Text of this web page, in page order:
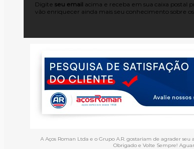
Digite seu email acima e receba em sua caixa postal
vão enriquecer ainda mais seu conhecimento sobre os
A Aços Roman Ltda e o Grupo A.R. gostariam de agrader
Obrigado e Volte Sempre!